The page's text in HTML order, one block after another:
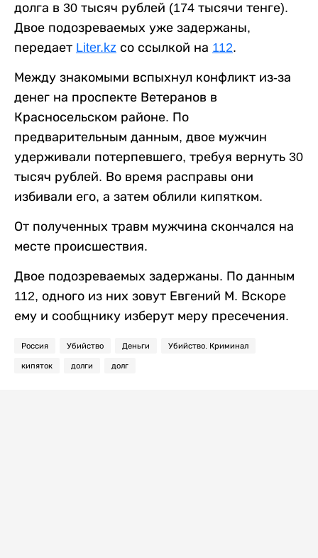
долга в 30 тысяч рублей (174 тысячи тенге).
Двое подозреваемых уже задержаны,
передает Liter.kz со ссылкой на 112.
Между знакомыми вспыхнул конфликт из-за
денег на проспекте Ветеранов в
Красносельском районе. По
предварительным данным, двое мужчин
удерживали потерпевшего, требуя вернуть 30
тысяч рублей. Во время расправы они
избивали его, а затем облили кипятком.
От полученных травм мужчина скончался на
месте происшествия.
Двое подозреваемых задержаны. По данным
112, одного из них зовут Евгений М. Вскоре
ему и сообщнику изберут меру пресечения.
Россия Убийство Деньги Убийство. Криминал
кипяток долги долг